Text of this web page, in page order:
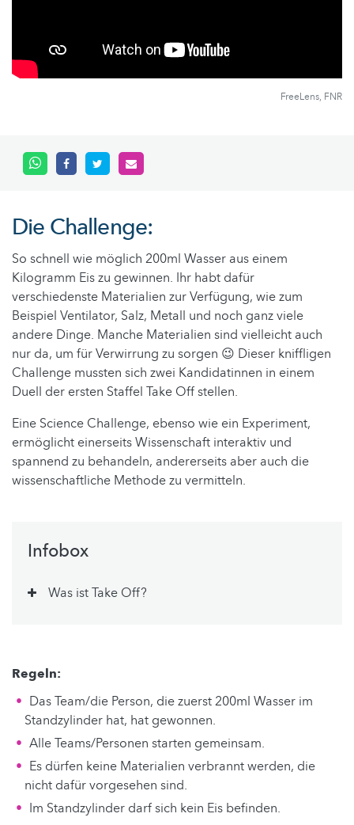
FreeLens, FNR
Die Challenge:
So schnell wie möglich 200ml Wasser aus einem
Kilogramm Eis zu gewinnen. Ihr habt dafür
verschiedenste Materialien zur Verfügung, wie zum
Beispiel Ventilator, Salz, Metall und noch ganz viele
andere Dinge. Manche Materialien sind vielleicht auch
nur da, um für Verwirrung zu sorgen 😉 Dieser kniffligen
Challenge mussten sich zwei Kandidatinnen in einem
Duell der ersten Staffel Take Off stellen.
Eine Science Challenge, ebenso wie ein Experiment,
ermöglicht einerseits Wissenschaft interaktiv und
spannend zu behandeln, andererseits aber auch die
wissenschaftliche Methode zu vermitteln.
Infobox
Was ist Take Off?
Regeln:
Das Team/die Person, die zuerst 200ml Wasser im
Standzylinder hat, hat gewonnen.
Alle Teams/Personen starten gemeinsam.
Es dürfen keine Materialien verbrannt werden, die
nicht dafür vorgesehen sind.
Im Standzylinder darf sich kein Eis befinden.